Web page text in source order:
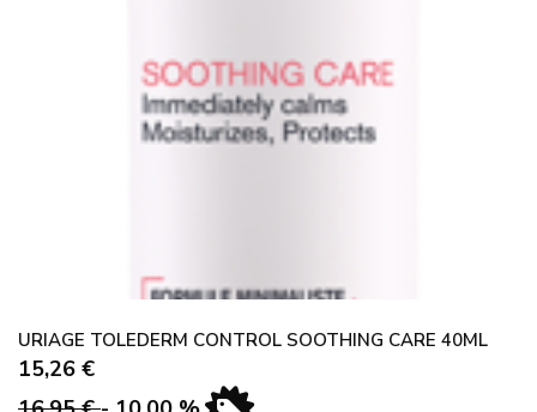
URIAGE TOLEDERM CONTROL SOOTHING CARE 40ML
15,26 €